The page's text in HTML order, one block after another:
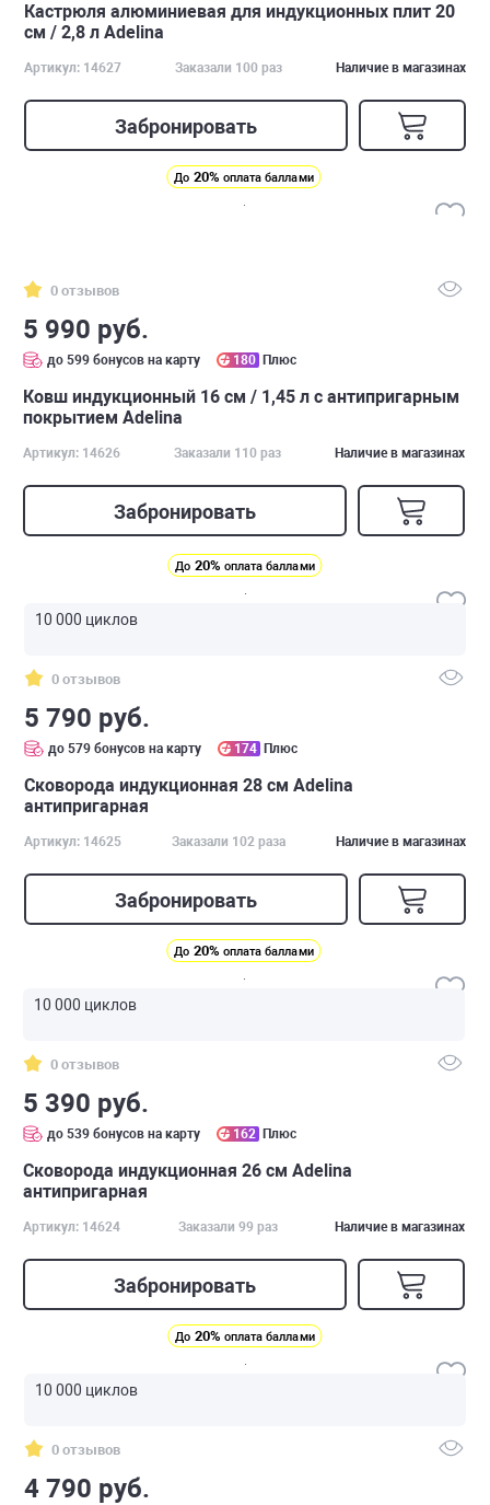
Кастрюля алюминиевая для индукционных плит 20
см / 2,8 л Adelina
Артикул: 14627 Заказали 100 раз Наличие в магазинах
Забронировать
До 20% оплата баллами
0 отзывов
5 990 руб.
до 599 бонусов на карту 180 Плюс
Ковш индукционный 16 см / 1,45 л с антипригарным
покрытием Adelina
Артикул: 14626 Заказали 110 раз Наличие в магазинах
Забронировать
До 20% оплата баллами
10 000 циклов
0 отзывов
5 790 руб.
до 579 бонусов на карту 174 Плюс
Сковорода индукционная 28 см Adelina
антипригарная
Артикул: 14625 Заказали 102 раза Наличие в магазинах
Забронировать
До 20% оплата баллами
10 000 циклов
0 отзывов
5 390 руб.
до 539 бонусов на карту 162 Плюс
Сковорода индукционная 26 см Adelina
антипригарная
Артикул: 14624 Заказали 99 раз Наличие в магазинах
Забронировать
До 20% оплата баллами
10 000 циклов
0 отзывов
4 790 руб.